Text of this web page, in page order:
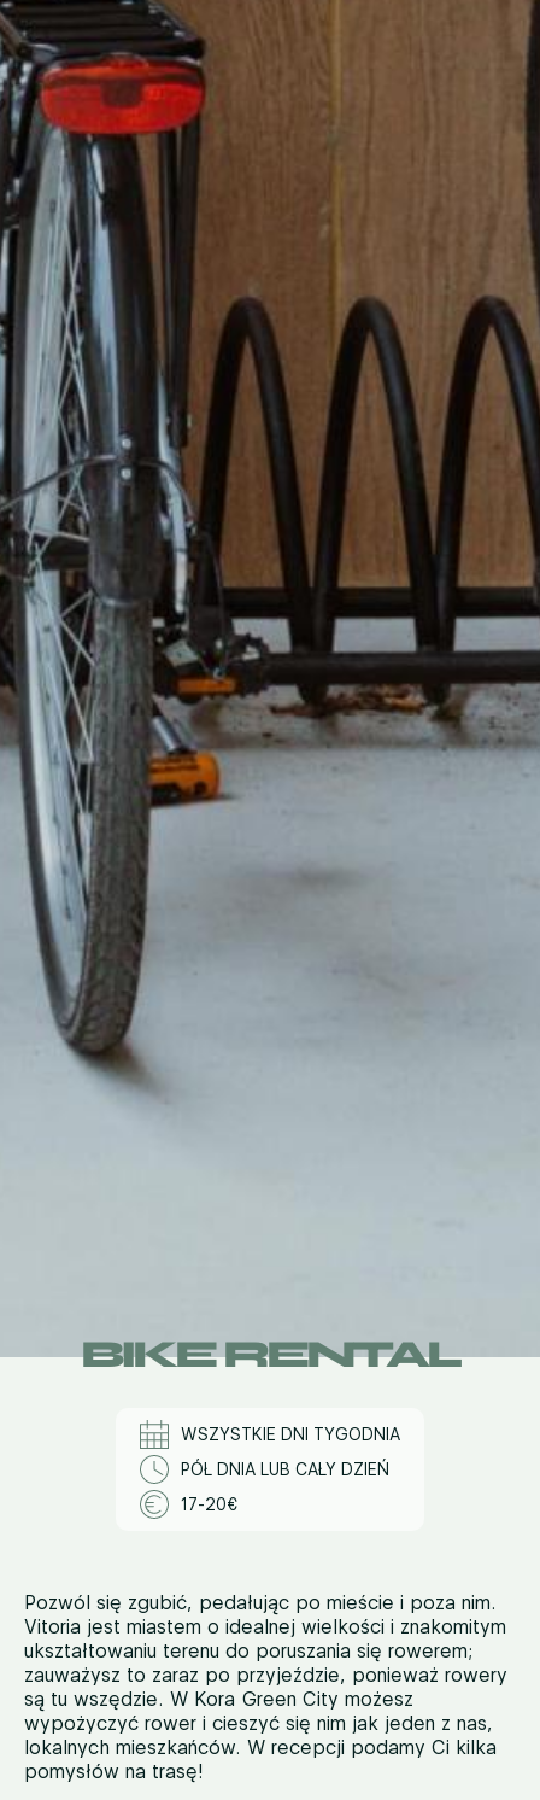
BIKE RENTAL
WSZYSTKIE DNI TYGODNIA
PÓŁ DNIA LUB CAŁY DZIEŃ
17-20€
Pozwól się zgubić, pedałując po mieście i poza nim.
Vitoria jest miastem o idealnej wielkości i znakomitym
ukształtowaniu terenu do poruszania się rowerem;
zauważysz to zaraz po przyjeździe, ponieważ rowery
są tu wszędzie. W Kora Green City możesz
wypożyczyć rower i cieszyć się nim jak jeden z nas,
lokalnych mieszkańców. W recepcji podamy Ci kilka
pomysłów na trasę!